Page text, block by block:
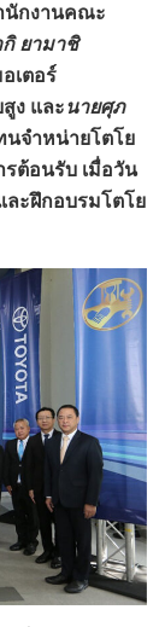
นักงานคณะ
ยามาชิ
เตอร์
ง และนายศุภ
จำหน่ายโตโย
รต้อนรับ เมื่อวัน
ะฝึกอบรมโตโย